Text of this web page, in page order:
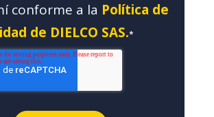
conforme a la Política de
de DIELCO SAS.*